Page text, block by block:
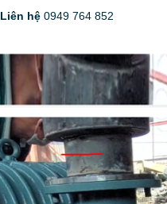
Liên hệ 0949 764 852